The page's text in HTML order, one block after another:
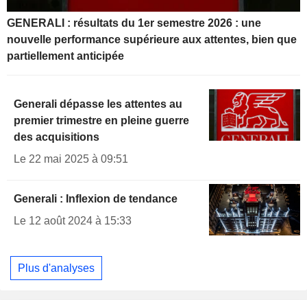
GENERALI : résultats du 1er semestre 2026 : une
nouvelle performance supérieure aux attentes, bien que
partiellement anticipée
Generali dépasse les attentes au
premier trimestre en pleine guerre
des acquisitions
Le 22 mai 2025 à 09:51
Generali : Inflexion de tendance
Le 12 août 2024 à 15:33
Plus d'analyses